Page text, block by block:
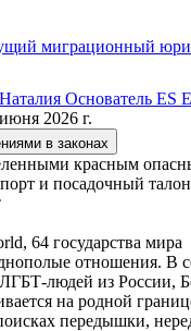
миграционный
Наталия Основатель ES
2026 г.
в законах
64 государства мира
отношения. В
ЛГБТ-людей из России,
на родной
передышки,